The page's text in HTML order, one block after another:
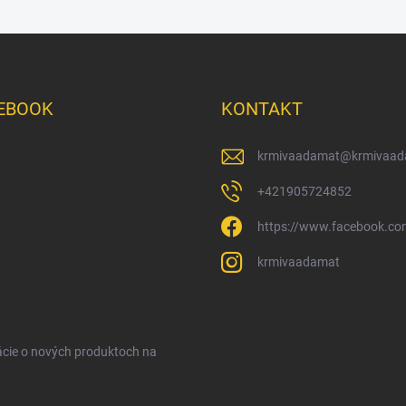
KONTAKT
krmivaadamat@
+421905724852
https://
krmivaadamat
o nových produktoch na